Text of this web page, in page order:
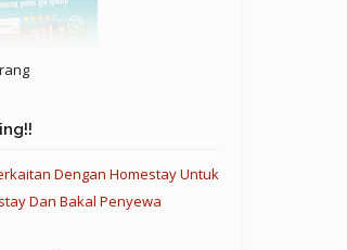
Dengan Homestay Untuk
Dan Bakal Penyewa